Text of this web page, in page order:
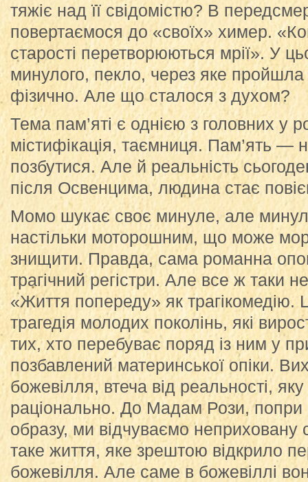
тяжіє над її свідомістю? В
повертаємося до «своїх» химер.
старості перетворюються мрії». У
минулого, пекло, через яке
фізично. Але що сталося з духом?
Тема пам’яті є однією з головних у
містифікація, таємниця. Пам’ять —
позбутися. Але й реальність
після Освенцима, людина стає
Момо шукає своє минуле, але
настільки моторошним, що може
знищити. Правда, сама романна
трагічний регістри. Але все ж таки
«Життя попереду» як трагікомедію.
трагедія молодих поколінь, які
тих, хто перебуває поряд із ним у
позбавлений материнської опіки.
божевілля, втеча від реальності,
раціонально. До Мадам Рози, попри
образу, ми відчуваємо
таке життя, яке зрештою відкрило
божевілля. Але саме в божевіллі